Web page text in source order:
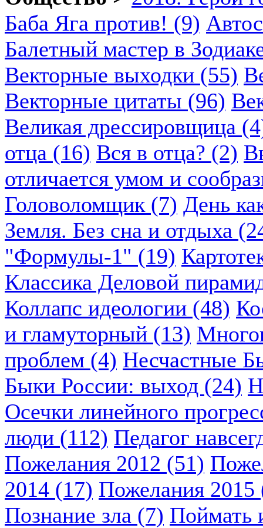
Баба Яга против! (9)
Балетный мастер в
Векторные выходки (55)
Векторные цитаты (96)
Великая дрессировщица
отца (16) Вся в отца? (2)
отличается умом и
Головоломщик (7) День
Земля. Без сна и отдыха
"Формулы-1" (19)
Классика Деловой
Коллапс идеологии (48)
и гламуторный (13)
проблем (4) Несчастные
Быки России: выход (24)
Осечки линейного
люди (112) Педагог
Пожелания 2012 (51)
2014 (17) Пожелания 2015
Познание зла (7) Поймать